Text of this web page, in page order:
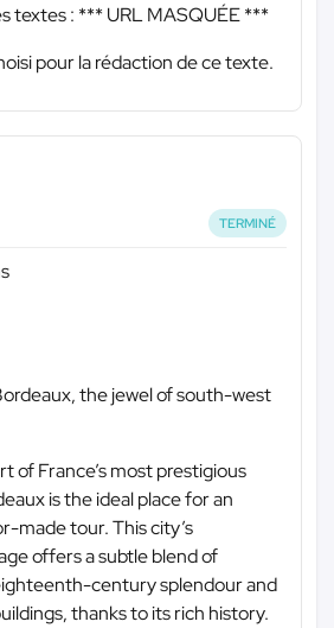
textes : *** URL MASQUÉE ***
pour la rédaction de ce texte.
TERMINÉ
the jewel of south-west
of France’s most prestigious
is the ideal place for an
made tour. This city’s
offers a subtle blend of
century splendour and
thanks to its rich history.